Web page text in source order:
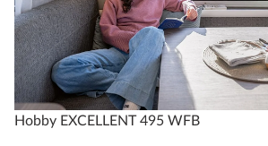
Hobby EXCELLENT 495 WFB